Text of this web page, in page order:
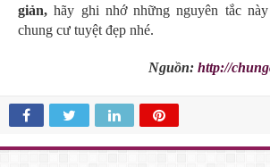
giản,hãy ghi nhớ những nguyên tắc
chung cư tuyệt đẹp nhé.
Nguồn: http://